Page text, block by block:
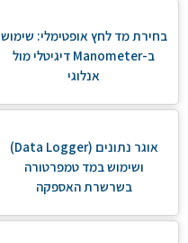
בחירת מד לחץ אופטימלי: שימוש
ב-Manometer דיגיטלי מול
אנלוגי
אוגר נתונים (Data Logger)
ושימוש במד טמפרטורה
בשרשרת האספקה